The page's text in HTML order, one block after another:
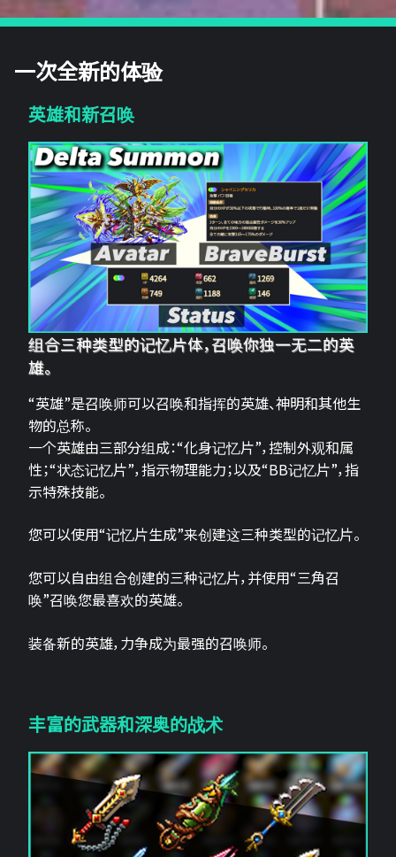
一次全新的体验
英雄和新召唤
组合三种类型的记忆片体，召唤你独一无二的英
雄。
“英雄”是召唤师可以召唤和指挥的英雄、神明和其他生
物的总称。
一个英雄由三部分组成：“化身记忆片”，控制外观和属
性；“状态记忆片”，指示物理能力；以及“BB记忆片”，指
示特殊技能。
您可以使用“记忆片生成”来创建这三种类型的记忆片。
您可以自由组合创建的三种记忆片，并使用“三角召
唤”召唤您最喜欢的英雄。
装备新的英雄，力争成为最强的召唤师。
丰富的武器和深奥的战术